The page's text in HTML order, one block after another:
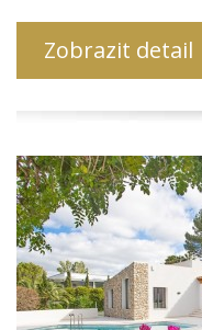
Zobrazit detail